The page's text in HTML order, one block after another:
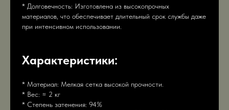
* Долговечность: Изготовлена из высокопрочных
материалов, что обеспечивает длительный срок службы даже
при интенсивном использовании.
Характеристики:
* Материал: Мелкая сетка высокой прочности.
* Вес: ≈ 2 кг
* Степень затенения: 94%